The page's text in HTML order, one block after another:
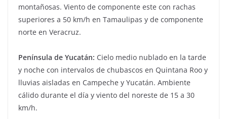
montañosas. Viento de componente este con rachas
superiores a 50 km/h en Tamaulipas y de componente
norte en Veracruz.
Península de Yucatán: Cielo medio nublado en la tarde
y noche con intervalos de chubascos en Quintana Roo y
lluvias aisladas en Campeche y Yucatán. Ambiente
cálido durante el día y viento del noreste de 15 a 30
km/h.